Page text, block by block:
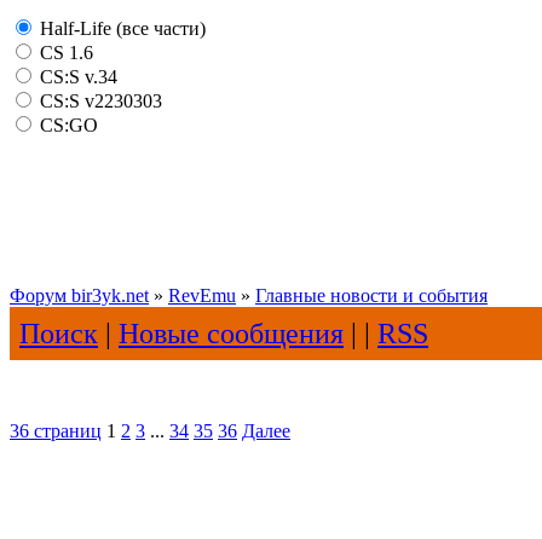
Half-Life (все части)
CS 1.6
CS:S v.34
CS:S v2230303
CS:GO
Форум bir3yk.net » RevEmu » Главные новости и события
Поиск | Новые сообщения | | RSS
36 страниц 1 2 3 ... 34 35 36 Далее